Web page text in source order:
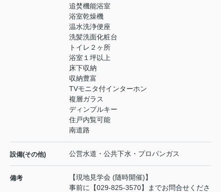
追焚機能浴室
浴室乾燥機
温水洗浄便座
洗髪洗面化粧台
トイレ２ヶ所
浴室１坪以上
床下収納
収納豊富
TVモニタ付インターホン
複層ガラス
ディンプルキー
住戸内覧可能
南道路
設備(その他) 公営水道・公共下水・プロパンガス
備考
【現地見学会 (随時開催)】
事前に【029-825-3570】までお問合せくださ